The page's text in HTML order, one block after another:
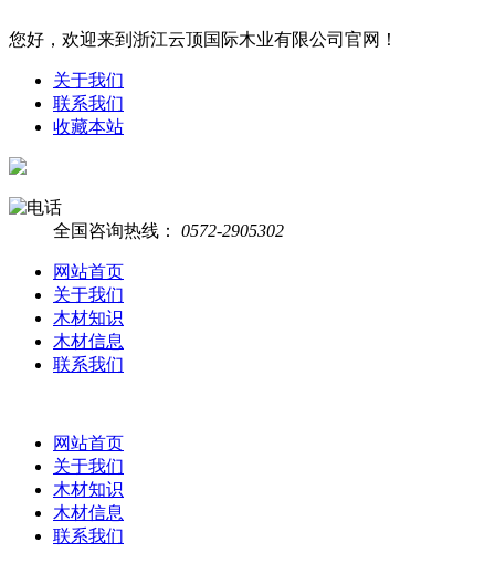
您好，欢迎来到浙江云顶国际木业有限公司官网！
关于我们
联系我们
收藏本站
全国咨询热线： 0572-2905302
网站首页
关于我们
木材知识
木材信息
联系我们
网站首页
关于我们
木材知识
木材信息
联系我们